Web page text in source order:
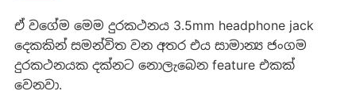
ඒ වගේම මෙම දුරකථනය 3.5mm headphone jack
දෙකකින් සමන්විත වන අතර එය සාමාන්‍ය ජංගම
දුරකථනයක දක්නට නොලැබෙන feature එකක්
වෙනවා.